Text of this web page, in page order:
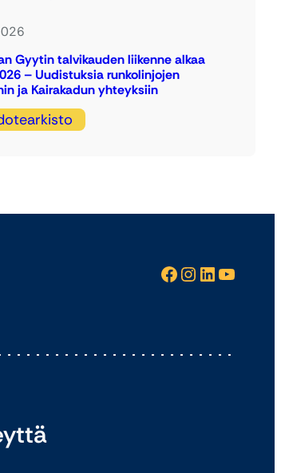
Gyytin talvikauden liikenne alkaa
– Uudistuksia runkolinjojen
ja Kairakadun yhteyksiin
Facebook InstagramLinkedIn YouTube